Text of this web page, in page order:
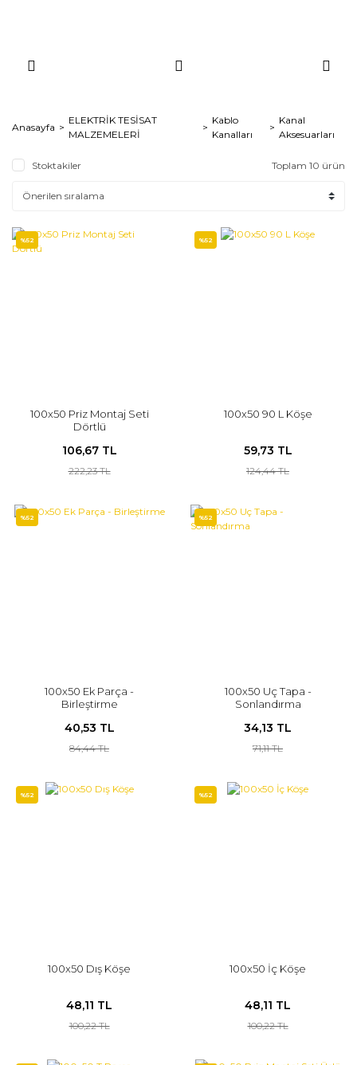
Anasayfa
ELEKTRİK TESİSAT
MALZEMELERİ
Kablo
Kanalları
Kanal
Aksesuarları
Stoktakiler Toplam 10 ürün
%52
100x50 Priz Montaj Seti
Dörtlü
106,67 TL
222,23 TL
%52
100x50 90 L Köşe
59,73 TL
124,44 TL
%52
100x50 Ek Parça -
Birleştirme
40,53 TL
84,44 TL
%52
100x50 Uç Tapa -
Sonlandırma
34,13 TL
71,11 TL
%52
100x50 Dış Köşe
48,11 TL
100,22 TL
%52
100x50 İç Köşe
48,11 TL
100,22 TL